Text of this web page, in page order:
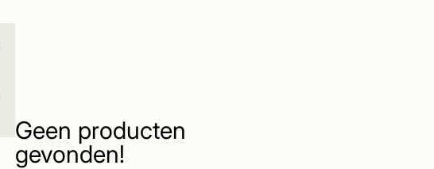
Geen producten
gevonden!